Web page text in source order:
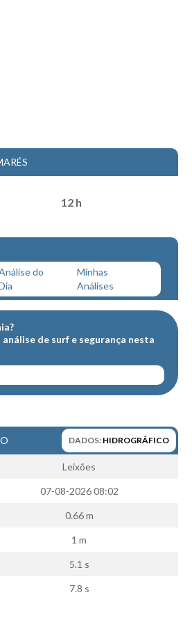
12 h
do
Minhas
Análises
análise de surf e segurança nesta
DADOS: HIDROGRÁFICO
Leixões
07-08-2026 08:02
0.66 m
1 m
5.1 s
7.8 s